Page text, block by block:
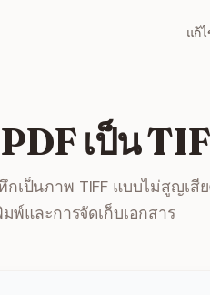
แก้
เป็น
กเป็นภาพ TIFF แบบไม่สูญเ
พ์และการจัดเก็บเอกสาร